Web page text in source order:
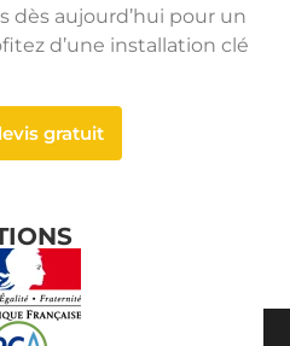
dès aujourd’hui pour un
d’une installation clé
gratuit